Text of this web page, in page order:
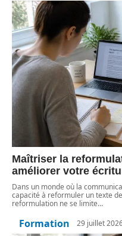
Maîtriser la
améliorer votre
Dans un monde où la
capacité à reformuler un texte
reformulation ne se limite…
Formation 29 juillet